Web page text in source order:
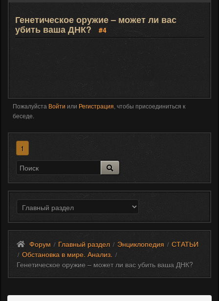
Генетическое оружие – может ли вас
убить ваша ДНК? #4
Пожалуйста Войти или Регистрация, чтобы присоединиться к
беседе.
1
Форум / Главный раздел / Энциклопедия / СТАТЬИ
/ Обстановка в мире. Анализ. /
Генетическое оружие – может ли вас убить ваша ДНК?